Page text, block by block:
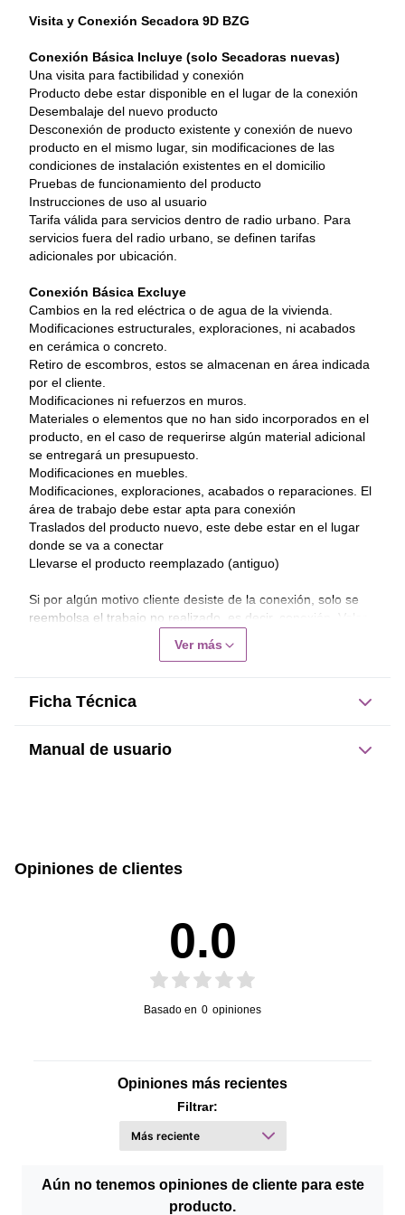
Visita y Conexión Secadora 9D BZG
Conexión Básica Incluye (solo Secadoras nuevas)
Una visita para factibilidad y conexión
Producto debe estar disponible en el lugar de la conexión
Desembalaje del nuevo producto
Desconexión de producto existente y conexión de nuevo
producto en el mismo lugar, sin modificaciones de las
condiciones de instalación existentes en el domicilio
Pruebas de funcionamiento del producto
Instrucciones de uso al usuario
Tarifa válida para servicios dentro de radio urbano. Para
servicios fuera del radio urbano, se definen tarifas
adicionales por ubicación.
Conexión Básica Excluye
Cambios en la red eléctrica o de agua de la vivienda.
Modificaciones estructurales, exploraciones, ni acabados
en cerámica o concreto.
Retiro de escombros, estos se almacenan en área indicada
por el cliente.
Modificaciones ni refuerzos en muros.
Materiales o elementos que no han sido incorporados en el
producto, en el caso de requerirse algún material adicional
se entregará un presupuesto.
Modificaciones en muebles.
Modificaciones, exploraciones, acabados o reparaciones. El
área de trabajo debe estar apta para conexión
Traslados del producto nuevo, este debe estar en el lugar
donde se va a conectar
Llevarse el producto reemplazado (antiguo)
Si por algún motivo cliente desiste de la conexión, solo se
reembolsa el trabajo no realizado, es decir, conexión. Valor
intervención, uso distinto al definido por el fabricante.
Ver más
Ficha Técnica
Manual de usuario
Opiniones de clientes
0.0
Basado en 0 opiniones
Opiniones más recientes
Filtrar:
Aún no tenemos opiniones de cliente para este
producto.